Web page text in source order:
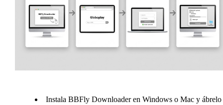
Instala BBFly Downloader en Windows o Mac y ábrelo